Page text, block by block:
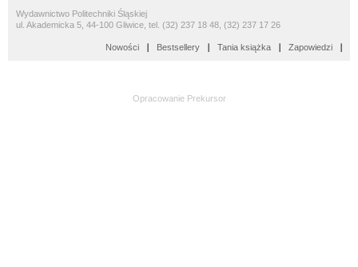
Wydawnictwo Politechniki Śląskiej
ul. Akademicka 5, 44-100 Gliwice, tel. (32) 237 18 48, (32) 237 17 26
Nowości Bestsellery Tania książka Zapowiedzi
Opracowanie Prekursor